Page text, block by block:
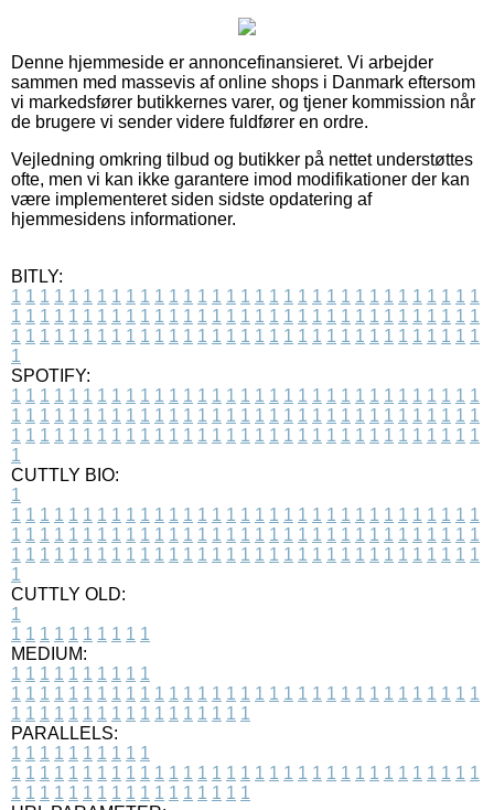
Denne hjemmeside er annoncefinansieret. Vi arbejder
sammen med massevis af online shops i Danmark eftersom
vi markedsfører butikkernes varer, og tjener kommission når
de brugere vi sender videre fuldfører en ordre.
Vejledning omkring tilbud og butikker på nettet understøttes
ofte, men vi kan ikke garantere imod modifikationer der kan
være implementeret siden sidste opdatering af
hjemmesidens informationer.
BITLY:
1 1 1 1 1 1 1 1 1 1 1 1 1 1 1 1 1 1 1 1 1 1 1 1 1 1 1 1 1 1 1 1 1
1 1 1 1 1 1 1 1 1 1 1 1 1 1 1 1 1 1 1 1 1 1 1 1 1 1 1 1 1 1 1 1 1
1 1 1 1 1 1 1 1 1 1 1 1 1 1 1 1 1 1 1 1 1 1 1 1 1 1 1 1 1 1 1 1 1
1
SPOTIFY:
1 1 1 1 1 1 1 1 1 1 1 1 1 1 1 1 1 1 1 1 1 1 1 1 1 1 1 1 1 1 1 1 1
1 1 1 1 1 1 1 1 1 1 1 1 1 1 1 1 1 1 1 1 1 1 1 1 1 1 1 1 1 1 1 1 1
1 1 1 1 1 1 1 1 1 1 1 1 1 1 1 1 1 1 1 1 1 1 1 1 1 1 1 1 1 1 1 1 1
1
CUTTLY BIO:
1
1 1 1 1 1 1 1 1 1 1 1 1 1 1 1 1 1 1 1 1 1 1 1 1 1 1 1 1 1 1 1 1 1
1 1 1 1 1 1 1 1 1 1 1 1 1 1 1 1 1 1 1 1 1 1 1 1 1 1 1 1 1 1 1 1 1
1 1 1 1 1 1 1 1 1 1 1 1 1 1 1 1 1 1 1 1 1 1 1 1 1 1 1 1 1 1 1 1 1
1
CUTTLY OLD:
1
1 1 1 1 1 1 1 1 1 1
MEDIUM:
1 1 1 1 1 1 1 1 1 1
1 1 1 1 1 1 1 1 1 1 1 1 1 1 1 1 1 1 1 1 1 1 1 1 1 1 1 1 1 1 1 1 1
1 1 1 1 1 1 1 1 1 1 1 1 1 1 1 1 1
PARALLELS:
1 1 1 1 1 1 1 1 1 1
1 1 1 1 1 1 1 1 1 1 1 1 1 1 1 1 1 1 1 1 1 1 1 1 1 1 1 1 1 1 1 1 1
1 1 1 1 1 1 1 1 1 1 1 1 1 1 1 1 1